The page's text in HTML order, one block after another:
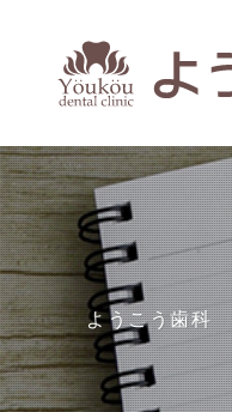
ようこう歯科